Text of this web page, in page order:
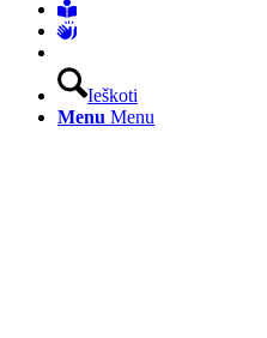
Ieškoti
Menu Menu